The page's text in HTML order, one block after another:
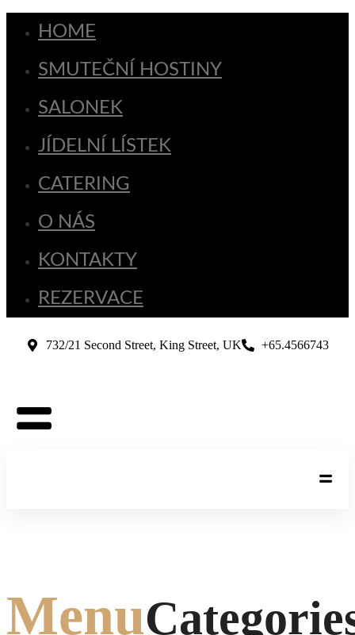
HOME
SMUTEČNÍ HOSTINY
SALONEK
JÍDELNÍ LÍSTEK
CATERING
O NÁS
KONTAKTY
REZERVACE
732/21 Second Street, King Street, UK +65.4566743
Menu